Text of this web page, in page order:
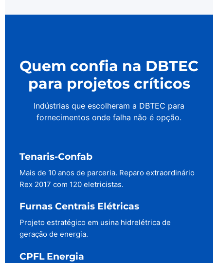
Quem confia na DBTEC
para projetos críticos
Indústrias que escolheram a DBTEC para
fornecimentos onde falha não é opção.
Tenaris-Confab
Mais de 10 anos de parceria. Reparo extraordinário
Rex 2017 com 120 eletricistas.
Furnas Centrais Elétricas
Projeto estratégico em usina hidrelétrica de
geração de energia.
CPFL Energia